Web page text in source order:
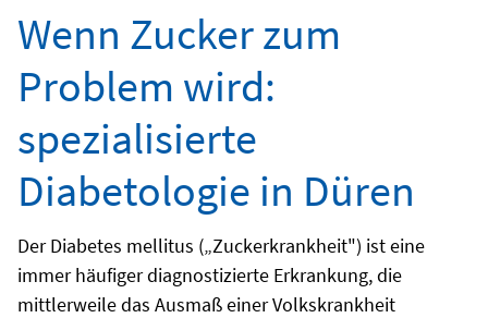
Wenn Zucker zum
Problem wird:
spezialisierte
Diabetologie in Düren
Der Diabetes mellitus („Zuckerkrankheit") ist eine
immer häufiger diagnostizierte Erkrankung, die
mittlerweile das Ausmaß einer Volkskrankheit